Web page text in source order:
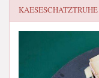
KAESESCHATZTRUHE